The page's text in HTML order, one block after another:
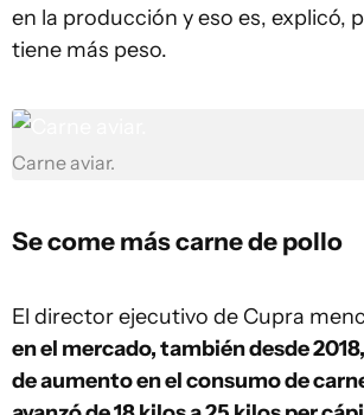
en la producción y eso es, explicó,
tiene más peso.
Carne aviar.
Se come más carne de pollo
El director ejecutivo de Cupra
en el mercado, también desde
de aumento en el consumo de